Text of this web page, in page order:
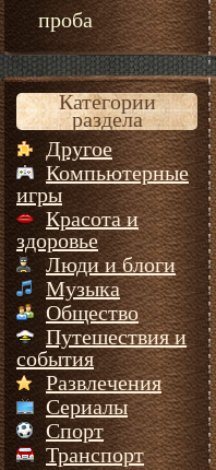
проба
Категории
раздела
Другое
Компьютерные
игры
Красота и
здоровье
Люди и блоги
Музыка
Общество
Путешествия и
события
Развлечения
Сериалы
Спорт
Транспорт